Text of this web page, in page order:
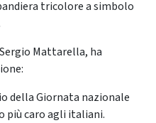
tricolore a simbolo
Mattarella, ha
della Giornata nazionale
più caro agli italiani.